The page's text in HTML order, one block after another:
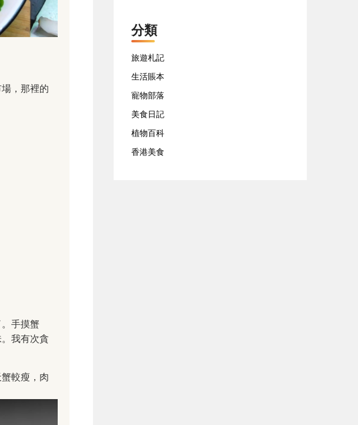
，那裡的
手摸蟹
我有次貪
較瘦，肉
分類
旅遊札記
生活賬本
寵物部落
美食日記
植物百科
香港美食